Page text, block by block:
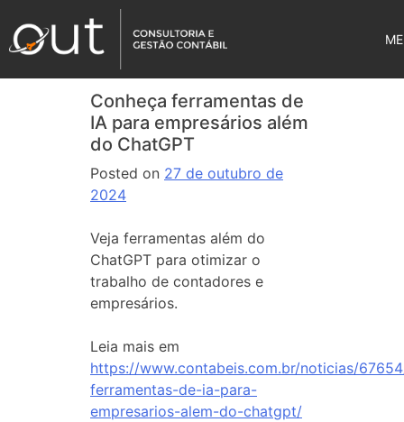
Conheça ferramentas de
IA para empresários além
do ChatGPT
Posted on 27 de outubro de
2024
Veja ferramentas além do
ChatGPT para otimizar o
trabalho de contadores e
empresários.
Leia mais em
https://www.contabeis.com.br/noticias/
ferramentas-de-ia-para-
empresarios-alem-do-chatgpt/